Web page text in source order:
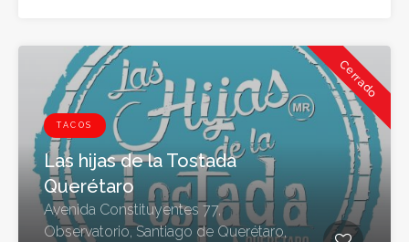
Cerrado
TACOS
Las hijas de la Tostada
Querétaro
Avenida Constituyentes 77,
Observatorio, Santiago de Querétaro,